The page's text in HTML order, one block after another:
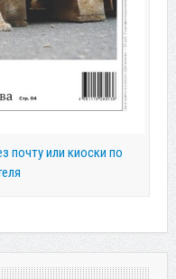
почту или киоски по